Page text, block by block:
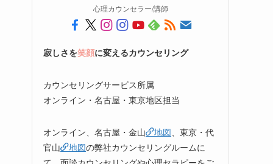
心理カウンセラー/講師
寂しさを笑顔に変えるカウンセリング
カウンセリングサービス所属
オンライン・名古屋・東京地区担当
オンライン、名古屋・金山 地図、東京・代
官山
地図の弊社カウンセリングルームに